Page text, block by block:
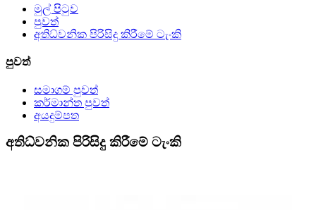
මුල් පිටුව
පුවත්
අතිධ්වනික පිරිසිදු කිරීමේ ටැංකි
පුවත්
සමාගම් පුවත්
කර්මාන්ත පුවත්
අයදුම්පත
අතිධ්වනික පිරිසිදු කිරීමේ ටැංකි